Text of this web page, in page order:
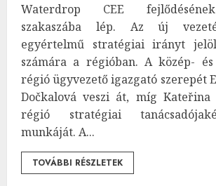
Waterdrop CEE
szakaszába lép. Az új
egyértelmű stratégiai irányt
számára a régióban. A közép-
régió ügyvezető igazgató szerepét
Dočkalová veszi át, míg
régió stratégiai
munkáját. A...
TOVÁBBI RÉSZLETEK